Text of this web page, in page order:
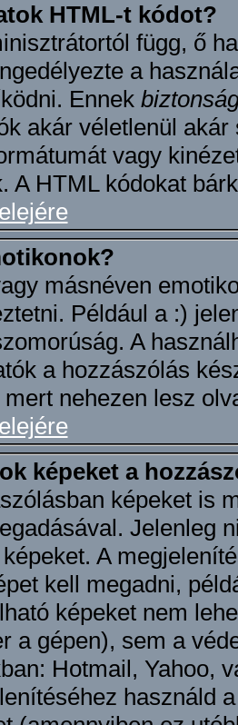
HTML-t kódot?
függ, ő
a
Ennek
akár véletlenül
vagy
A HTML kódokat
másnéven
Például a :)
A
a hozzászólás
nehezen lesz
képeket a
képeket is
Jelenleg
A
kell megadni,
képeket nem
a gépen), sem a
Hotmail, Yahoo,
használd